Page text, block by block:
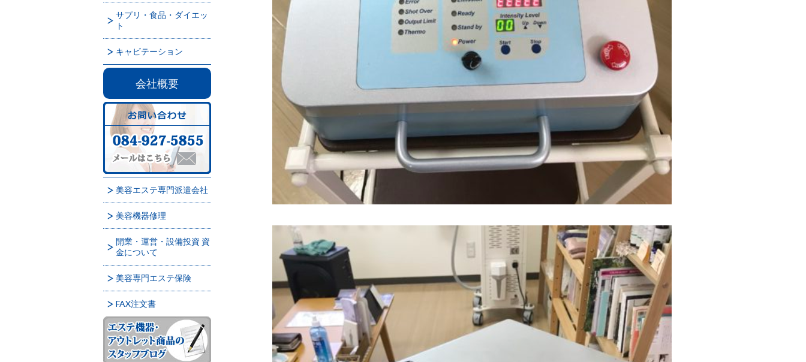
サプリ・食品・ダイエッ
ト
キャビテーション
会社概要
美容エステ専門派遣会社
美容機器修理
開業・運営・設備投資 資
金について
美容専門エステ保険
FAX注文書